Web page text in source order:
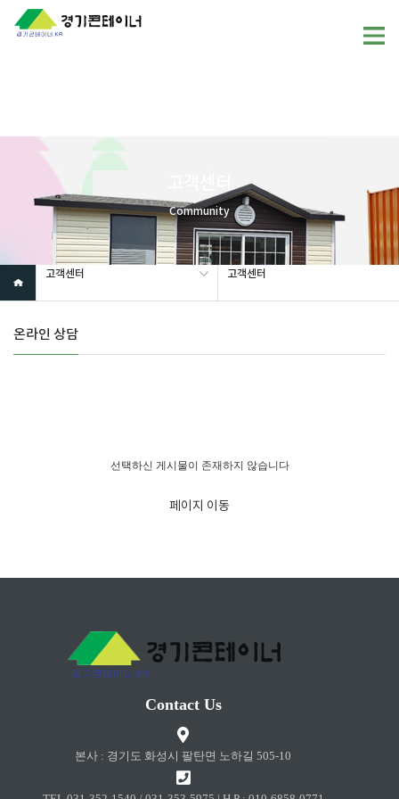
Warning: mysql_fetch_array(): supplied argument is not a valid
MySQL result resource in
/home/gunggictr/gungboard/view.php
Community
고객센터 고객센터
온라인 상담
선택하신 게시물이 존재하지 않습니다
페이지 이동
Contact Us
본사 : 경기도 화성시 팔탄면 노하길 505-10